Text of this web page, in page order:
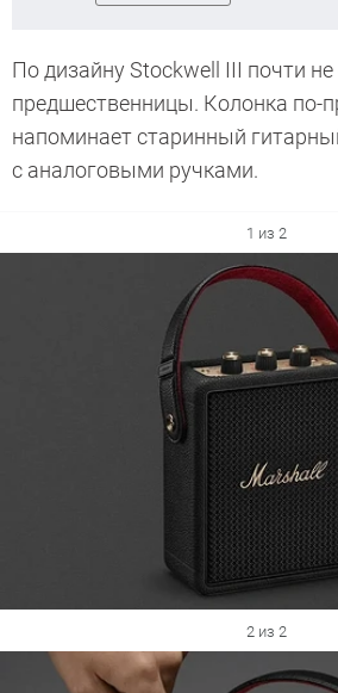
По дизайну Stockwell III почти не
предшественницы. Колонка по-
напоминает старинный
с аналоговыми ручками.
1 из 2
2 из 2